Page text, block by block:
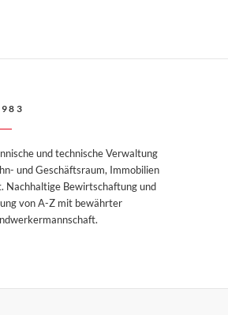
und technische Verwaltung
und Geschäftsraum, Immobilien
Nachhaltige Bewirtschaftung und
von A-Z mit bewährter